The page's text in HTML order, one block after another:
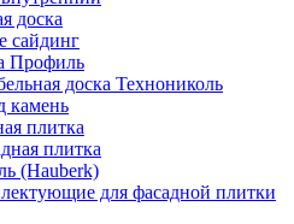
доска
сайдинг
Профиль
доска Технониколь
камень
плитка
плитка
(Hauberk)
для фасадной плитки